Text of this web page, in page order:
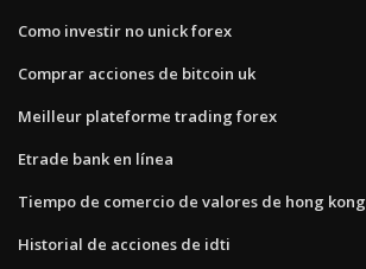
Como investir no unick forex
Comprar acciones de bitcoin uk
Meilleur plateforme trading forex
Etrade bank en línea
Tiempo de comercio de valores de hong kong
Historial de acciones de idti